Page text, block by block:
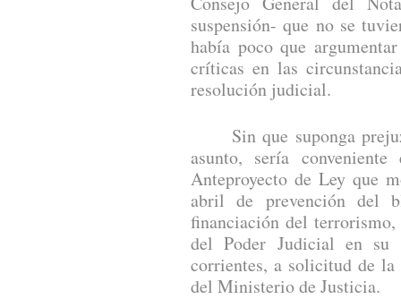
suspensión- que no se
había poco que
críticas en las
resolución judicial.
Sin que suponga
asunto, sería
Anteproyecto de Ley que
abril de prevención del
financiación del
del Poder Judicial en
corrientes, a solicitud de la
del Ministerio de Justicia.